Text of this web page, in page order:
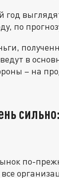
по
в
– на
по-